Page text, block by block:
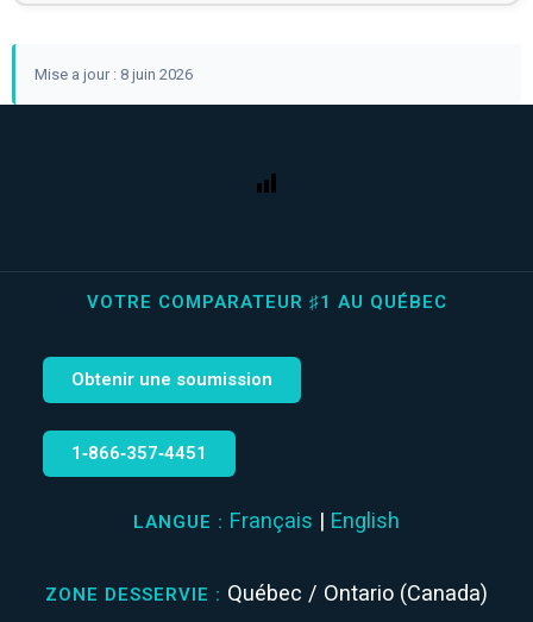
Mise a jour : 8 juin 2026
VOTRE COMPARATEUR ♯1 AU QUÉBEC
Obtenir une soumission
1‑866‑357‑4451
LANGUE : Français | English
ZONE DESSERVIE : Québec / Ontario (Canada)